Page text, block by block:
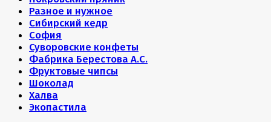
Разное и нужное
Сибирский кедр
София
Суворовские конфеты
Фабрика Берестова А.С.
Фруктовые чипсы
Шоколад
Халва
Экопастила